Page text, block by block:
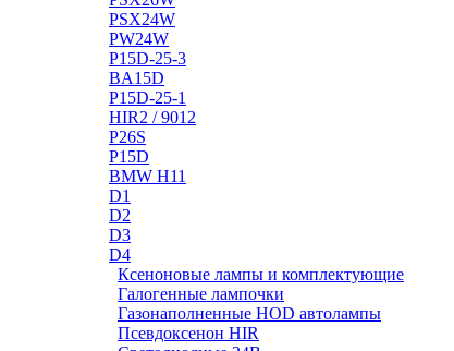
PSX24W
PW24W
P15D-25-3
BA15D
P15D-25-1
HIR2 / 9012
P26S
P15D
BMW H11
D1
D2
D3
D4
Ксеноновые лампы и комплектующие
Галогенные лампочки
Газонаполненные HOD автолампы
Псевдоксенон HIR